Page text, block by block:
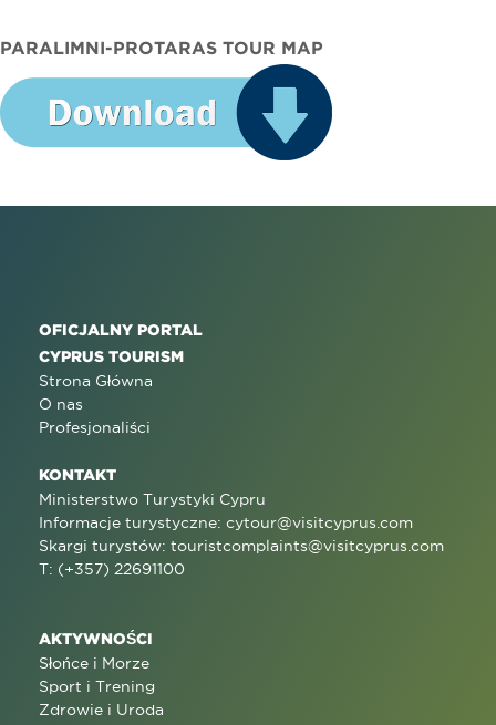
PARALIMNI-PROTARAS TOUR MAP
OFICJALNY PORTAL
CYPRUS TOURISM
Strona Główna
O nas
Profesjonaliści
KONTAKT
Ministerstwo Turystyki Cypru
Informacje turystyczne: cytour@visitcyprus.com
Skargi turystów: touristcomplaints@visitcyprus.com
T: (+357) 22691100
AKTYWNOŚCI
Słońce i Morze
Sport i Trening
Zdrowie i Uroda